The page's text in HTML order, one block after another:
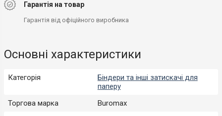
Гарантія на товар
Гарантія від офіційного виробника
Основні характеристики
Категорія
Біндери та інші затискачі для
паперу
Торгова марка
Buromax